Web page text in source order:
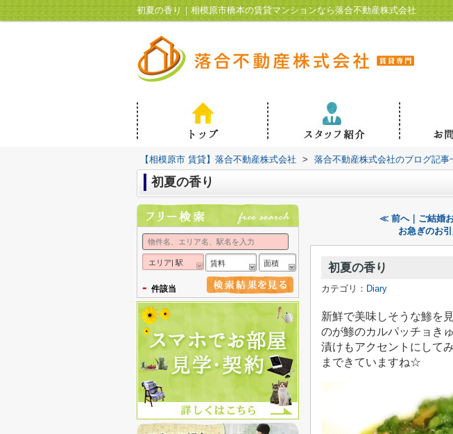
初夏の香り｜相模原市橋本の賃貸マンションなら落合不動産株式会社
【相模原市 賃貸】落合不動産株式会社 > 落合不動産株式会社のブログ記事
初夏の香り
≪ 前へ｜ご結婚
お急ぎのお
初夏の香り
カテゴリ： Diary
新鮮で美味しそうな鯵を
のが鯵のカルパッチョき
漬けもアクセントにして
まできていますね☆
エリア| 駅 賃料 面積
- 件該当